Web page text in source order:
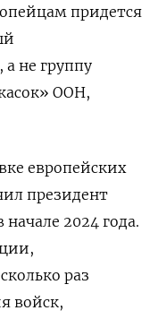
придется
не группу
ООН,
европейских
президент
2024 года.
раз
войск,